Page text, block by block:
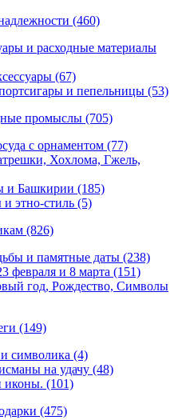
(460)
и расходные материалы
(67)
и пепельницы (53)
промыслы (705)
с орнаментом (77)
Хохлома, Гжель,
и Башкирии (185)
этно-стиль (5)
(826)
и памятные даты (238)
февраля и 8 марта (151)
год, Рождество, Символы
(149)
символика (4)
на удачу (48)
иконы. (101)
(475)